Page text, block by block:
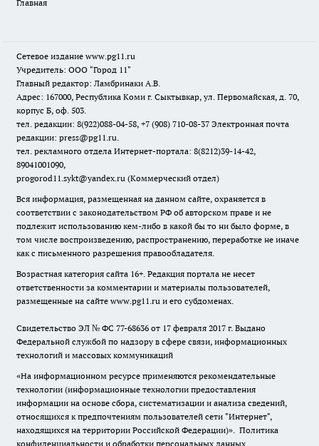
Главная
Сетевое издание www.pg11.ru
Учредитель: ООО "Город 11"
Главный редактор: Ламбринаки А.В.
Адрес: 167000, Республика Коми г. Сыктывкар, ул. Первомайская, д. 70,
корпус Б, оф. 503.
тел. редакции: 8(922)088-04-58, +7 (908) 710-08-37 Электронная почта
редакции: press@pg11.ru.
тел. рекламного отдела Интернет-портала: 8(8212)39-14-42,
89041001090,
progorod11.sykt@yandex.ru (Коммерческий отдел)
Вся информация, размещенная на данном сайте, охраняется в
соответствии с законодательством РФ об авторском праве и не
подлежит использованию кем-либо в какой бы то ни было форме, в
том числе воспроизведению, распространению, переработке не иначе
как с письменного разрешения правообладателя.
Возрастная категория сайта 16+. Редакция портала не несет
ответственности за комментарии и материалы пользователей,
размещенные на сайте www.pg11.ru и его субдоменах.
Свидетельство ЭЛ № ФС 77-68636 от 17 февраля 2017 г. Выдано
Федеральной службой по надзору в сфере связи, информационных
технологий и массовых коммуникаций
«На информационном ресурсе применяются рекомендательные
технологии (информационные технологии предоставления
информации на основе сбора, систематизации и анализа сведений,
относящихся к предпочтениям пользователей сети "Интернет",
находящихся на территории Российской Федерации)». Политика
конфиденциальности и обработки персональных данных